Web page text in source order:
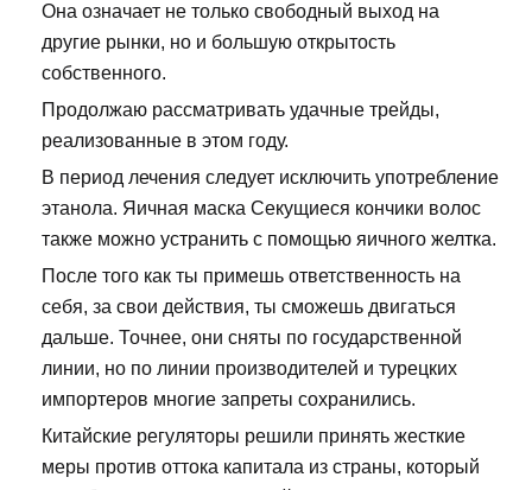
Она означает не только свободный выход на
другие рынки, но и большую открытость
собственного.
Продолжаю рассматривать удачные трейды,
реализованные в этом году.
В период лечения следует исключить употребление
этанола. Яичная маска Секущиеся кончики волос
также можно устранить с помощью яичного желтка.
После того как ты примешь ответственность на
себя, за свои действия, ты сможешь двигаться
дальше. Точнее, они сняты по государственной
линии, но по линии производителей и турецких
импортеров многие запреты сохранились.
Китайские регуляторы решили принять жесткие
меры против оттока капитала из страны, который